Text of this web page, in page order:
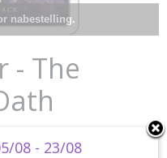
nabestelling.
- The
08 - 23/08